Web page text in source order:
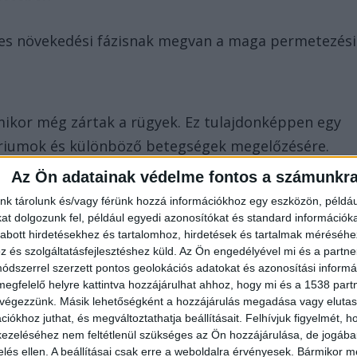
Az Ön adatainak védelme fontos a
tárolunk és/vagy férünk hozzá információkhoz egy eszközön,
dolgozunk fel, például egyedi azonosítókat és standard
hirdetésekhez és tartalomhoz, hirdetések és tartalmak
és szolgáltatásfejlesztéshez küld. Az Ön engedélyével mi és a
szerzett pontos geolokációs adatokat és azonosítási
helyre kattintva hozzájárulhat ahhoz, hogy mi és a 1538
Másik lehetőségként a hozzájárulás megadása vagy
juthat, és megváltoztathatja beállításait. Felhívjuk figyelmét,
nem feltétlenül szükséges az Ön hozzájárulása, de
ellen. A beállításai csak erre a weboldalra érvényesek. Bármikor
növekedési fázisnak megvan a maga permetezési
még zártak a rügyek. Ez tulajdonképpen egy
és különböző betegségek megelőzésére.
hogy a telet átvészelő kórokozók is
hajtások erősek, de még nem kezdődik el a
óvatosnak kell lenni ilyenkor. Egy ismétlés